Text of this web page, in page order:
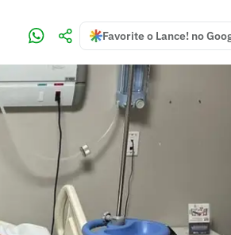
Favorite o Lance! no